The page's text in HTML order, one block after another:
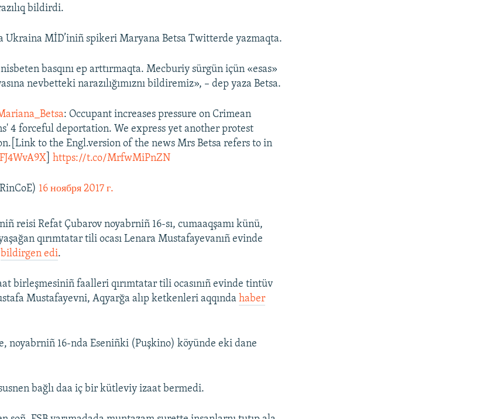
bildirdi.
Ukraina MİD’iniñ spikeri Maryana Betsa Twitterde yazmaqta.
basqını ep arttırmaqta. Mecburiy sürgün içün «esas»
nevbetteki narazılığımıznı bildiremiz», – dep yaza Betsa.
: Occupant increases pressure on Crimean
4 forceful deportation. We express yet another protest
to the Engl.version of the news Mrs Betsa refers to in
]https://t.co/MrfwMiPnZN
16 ноября 2017 г.
reisi Refat Çubarov noyabrniñ 16-sı, cumaaqşamı künü,
qırımtatar tili ocası Lenara Mustafayevanıñ evinde
bildirgen edi.
birleşmesiniñ faalleri qırımtatar tili ocasınıñ evinde tintüv
Mustafayevni, Aqyarğa alıp ketkenleri aqqındahaber
noyabrniñ 16-nda Eseniñki (Puşkino) köyünde eki dane
bağlı daa iç bir kütleviy izaat bermedi.